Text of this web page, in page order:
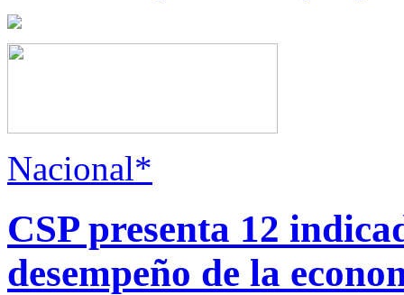
Nacional*
CSP presenta 12
desempeño de la